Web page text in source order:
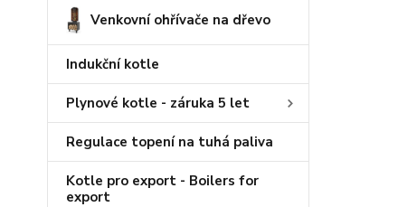
Venkovní ohřívače na dřevo
Indukční kotle
Plynové kotle - záruka 5 let
Regulace topení na tuhá paliva
Kotle pro export - Boilers for
export